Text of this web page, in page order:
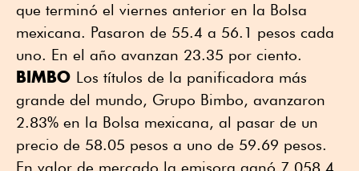
que terminó el viernes anterior en la Bolsa
mexicana. Pasaron de 55.4 a 56.1 pesos cada
uno. En el año avanzan 23.35 por ciento.
BIMBO Los títulos de la panificadora más
grande del mundo, Grupo Bimbo, avanzaron
2.83% en la Bolsa mexicana, al pasar de un
precio de 58.05 pesos a uno de 59.69 pesos.
En valor de mercado la emisora ganó 7,058.4